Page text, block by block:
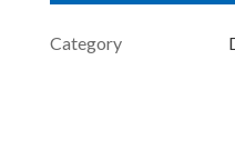
Category